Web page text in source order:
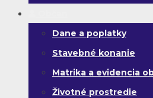
Dane a poplatky
Stavebné konanie
Matrika a evidencia
Životné prostredie